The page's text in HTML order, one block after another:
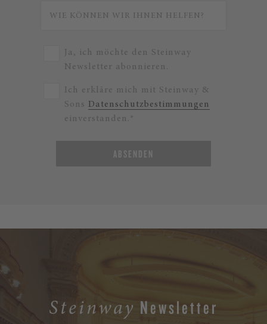
Ja, ich möchte den Steinway
Newsletter abonnieren.
Ich erkläre mich mit Steinway &
Sons Datenschutzbestimmungen
einverstanden.*
ABSENDEN
Steinway Newsletter